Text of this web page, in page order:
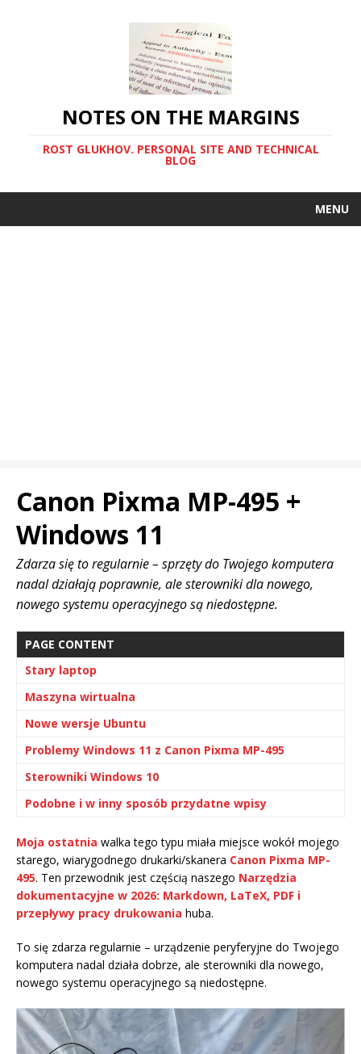
NOTES ON THE MARGINS
ROST GLUKHOV. PERSONAL SITE AND TECHNICAL
BLOG
MENU
Canon Pixma MP-495 +
Windows 11
Zdarza się to regularnie – sprzęty do Twojego komputera
nadal działają poprawnie, ale sterowniki dla nowego,
nowego systemu operacyjnego są niedostępne.
PAGE CONTENT
Stary laptop
Maszyna wirtualna
Nowe wersje Ubuntu
Problemy Windows 11 z Canon Pixma MP-495
Sterowniki Windows 10
Podobne i w inny sposób przydatne wpisy
Moja ostatnia walka tego typu miała miejsce wokół mojego
starego, wiarygodnego drukarki/skanera Canon Pixma MP-
495. Ten przewodnik jest częścią naszego Narzędzia
dokumentacyjne w 2026: Markdown, LaTeX, PDF i
przepływy pracy drukowania huba.
To się zdarza regularnie – urządzenie peryferyjne do Twojego
komputera nadal działa dobrze, ale sterowniki dla nowego,
nowego systemu operacyjnego są niedostępne.